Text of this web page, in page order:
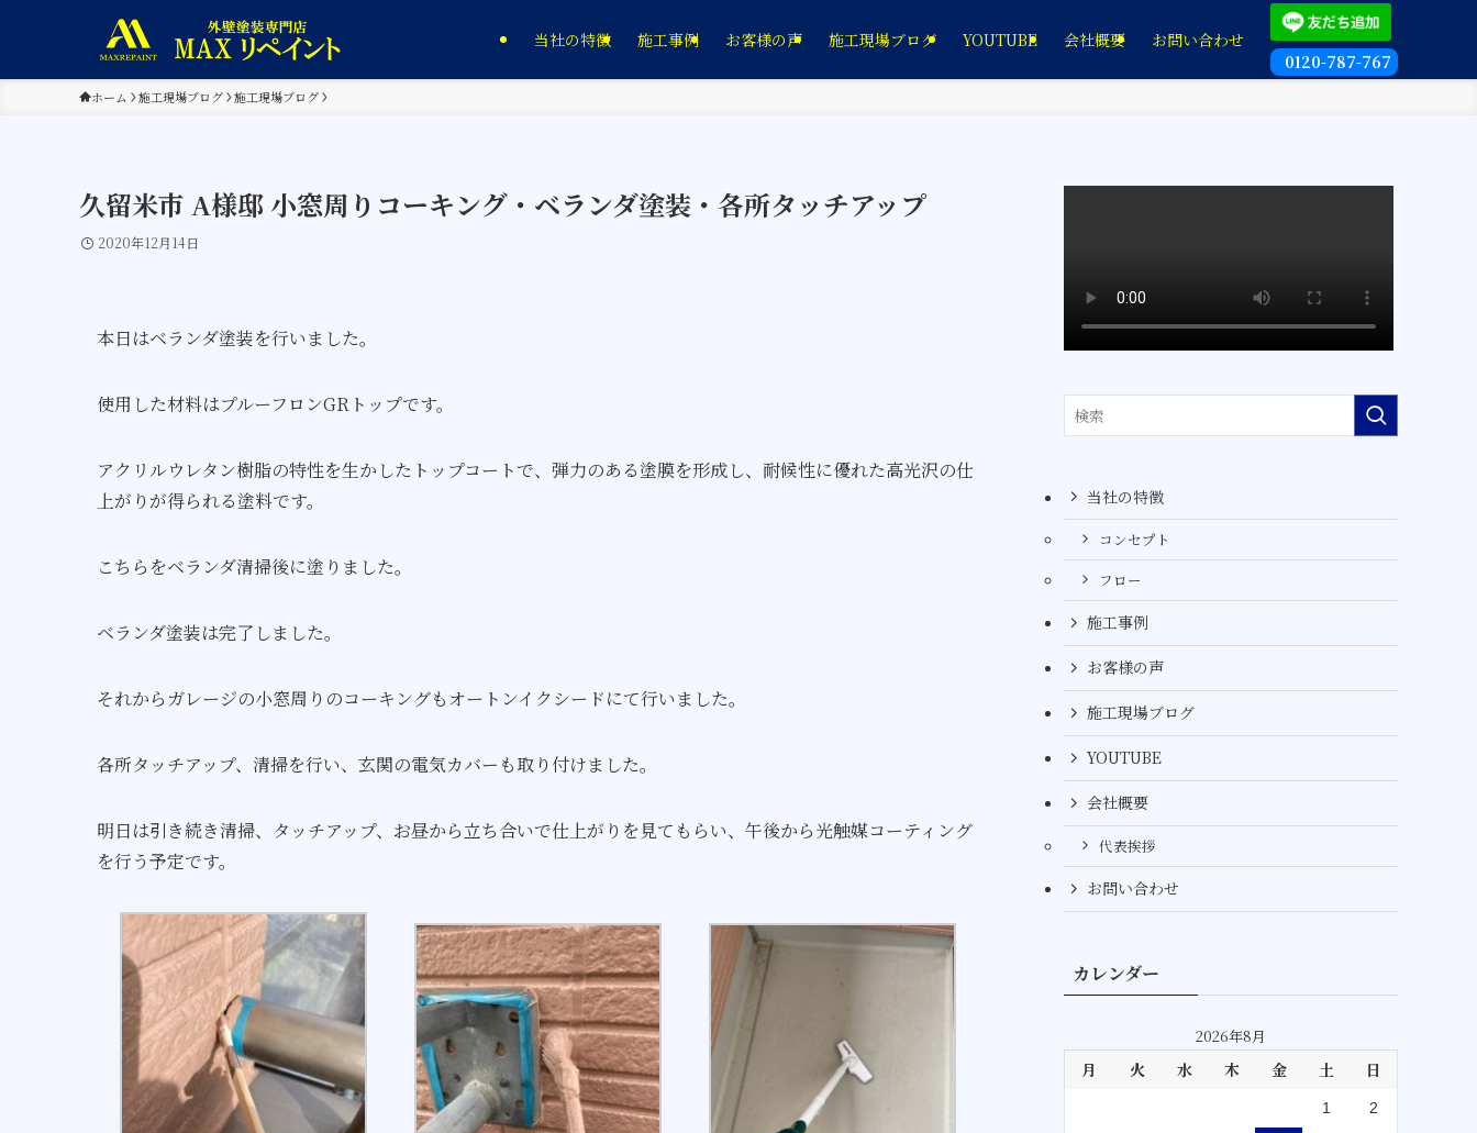
当社の特徴 施工事例 お客様の声 施工現場ブログ YOUTUBE 会社概要
お問い合わせ
0120-787-767
ホーム 施工現場ブログ 施工現場ブログ
久留米市 A様邸 小窓周りコーキング・ベランダ塗装・各所タッチアップ
2020年12月14日
本日はベランダ塗装を行いました。
使用した材料はプルーフロンGRトップです。
アクリルウレタン樹脂の特性を生かしたトップコートで、弾力のある塗膜を形成し、耐候性に優れた高光沢の仕
上がりが得られる塗料です。
こちらをベランダ清掃後に塗りました。
ベランダ塗装は完了しました。
それからガレージの小窓周りのコーキングもオートンイクシードにて行いました。
各所タッチアップ、清掃を行い、玄関の電気カバーも取り付けました。
明日は引き続き清掃、タッチアップ、お昼から立ち合いで仕上がりを見てもらい、午後から光触媒コーティング
を行う予定です。
当社の特徴
コンセプト
フロー
施工事例
お客様の声
施工現場ブログ
YOUTUBE
会社概要
代表挨拶
お問い合わせ
カレンダー
2026年8月
月 火 水 木 金 土 日
1 2